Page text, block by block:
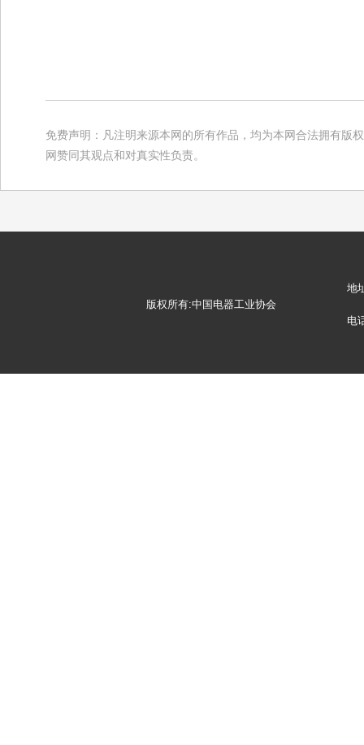
免费声明：凡注明来源本网的所有作品，均为本网合法拥有版
网赞同其观点和对真实性负责。
版权所有:中国电器工业协会
地
电